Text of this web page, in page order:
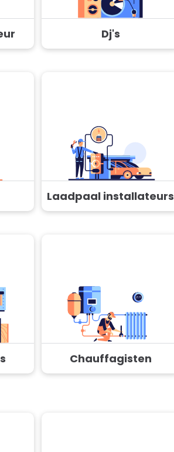
Dj's
Laadpaal installateurs
Chauffagisten